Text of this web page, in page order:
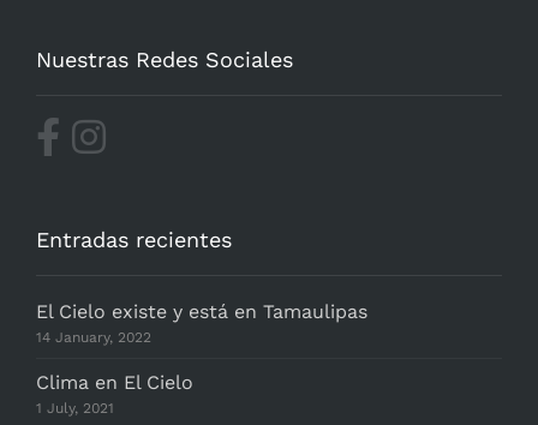
Nuestras Redes Sociales
Entradas recientes
El Cielo existe y está en Tamaulipas
14 January, 2022
Clima en El Cielo
1 July, 2021